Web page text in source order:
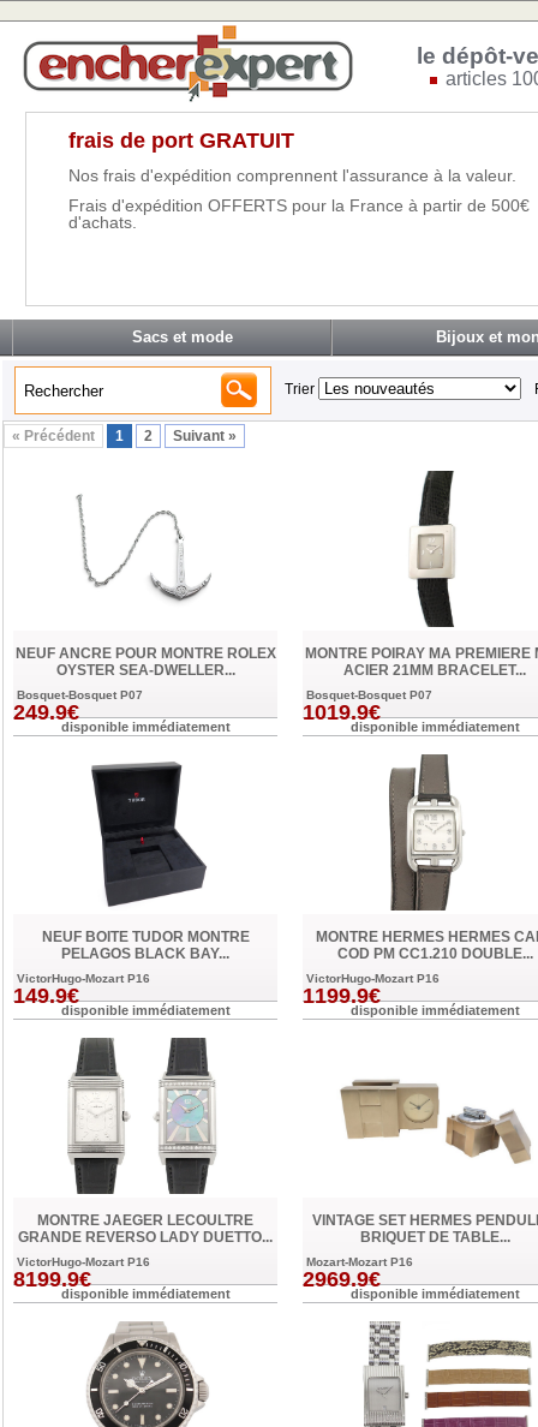
le dépôt-
articles
frais de port GRATUIT
Nos frais d'expédition comprennent l'assurance à la valeur.
Frais d'expédition OFFERTS pour la France à partir de 500€
d'achats.
Sacs et mode Bijoux et
Trier
« Précédent 1 2 Suivant »
NEUF ANCRE POUR MONTRE ROLEX
OYSTER SEA-DWELLER...
Bosquet-Bosquet P07
249.9€
disponible immédiatement
MONTRE POIRAY MA PREMIERE
ACIER 21MM BRACELET...
Bosquet-Bosquet P07
1019.9€
disponible immédiatement
NEUF BOITE TUDOR MONTRE
PELAGOS BLACK BAY...
VictorHugo-Mozart P16
149.9€
disponible immédiatement
MONTRE HERMES HERMES
COD PM CC1.210 DOUBLE...
VictorHugo-Mozart P16
1199.9€
disponible immédiatement
MONTRE JAEGER LECOULTRE
GRANDE REVERSO LADY DUETTO...
VictorHugo-Mozart P16
8199.9€
disponible immédiatement
VINTAGE SET HERMES
BRIQUET DE TABLE...
Mozart-Mozart P16
2969.9€
disponible immédiatement